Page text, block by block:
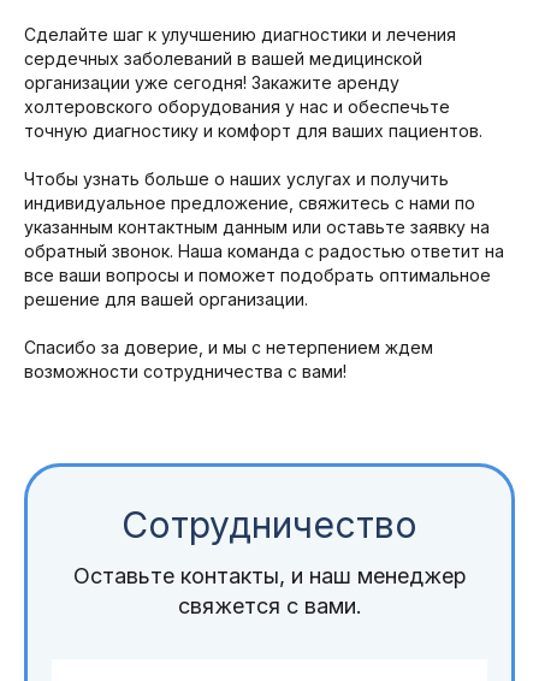
Сделайте шаг к улучшению диагностики и лечения
сердечных заболеваний в вашей медицинской
организации уже сегодня! Закажите аренду
холтеровского оборудования у нас и обеспечьте
точную диагностику и комфорт для ваших пациентов.
Чтобы узнать больше о наших услугах и получить
индивидуальное предложение, свяжитесь с нами по
указанным контактным данным или оставьте заявку на
обратный звонок. Наша команда с радостью ответит на
все ваши вопросы и поможет подобрать оптимальное
решение для вашей организации.
Спасибо за доверие, и мы с нетерпением ждем
возможности сотрудничества с вами!
Сотрудничество
Оставьте контакты, и наш менеджер
свяжется с вами.